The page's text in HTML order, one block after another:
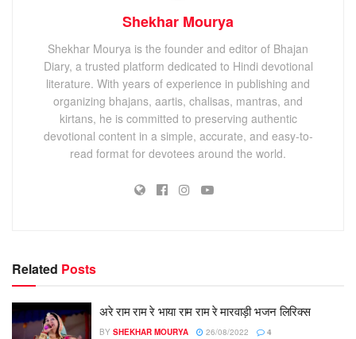
Shekhar Mourya
Shekhar Mourya is the founder and editor of Bhajan
Diary, a trusted platform dedicated to Hindi devotional
literature. With years of experience in publishing and
organizing bhajans, aartis, chalisas, mantras, and
kirtans, he is committed to preserving authentic
devotional content in a simple, accurate, and easy-to-
read format for devotees around the world.
Related Posts
अरे राम राम रे भाया राम राम रे मारवाड़ी भजन लिरिक्स
BY SHEKHAR MOURYA 26/08/2022 4